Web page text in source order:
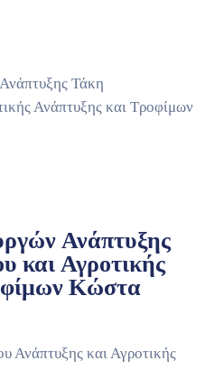
Τάκη
Ανάπτυξης και Τροφίμων
Ανάπτυξης
και Αγροτικής
Κώστα
Ανάπτυξης και Αγροτικής